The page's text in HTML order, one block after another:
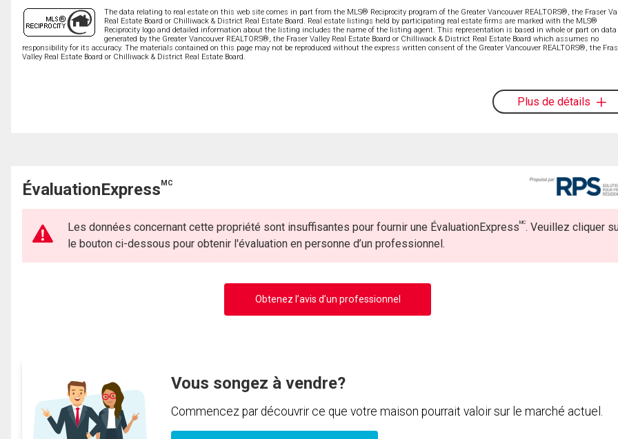
The data relating to real estate on this web site comes in part from the MLS® Reciprocity program of the Greater Vancouver REALTORS®, the Fraser
Real Estate Board or Chilliwack & District Real Estate Board. Real estate listings held by participating real estate firms are marked with the MLS®
Reciprocity logo and detailed information about the listing includes the name of the listing agent. This representation is based in whole or part on data
generated by the Greater Vancouver REALTORS®, the Fraser Valley Real Estate Board or Chilliwack & District Real Estate Board which assumes no
responsibility for its accuracy. The materials contained on this page may not be reproduced without the express written consent of the Greater Vancouver REALTORS®, the
Valley Real Estate Board or Chilliwack & District Real Estate Board.
Plus de détails
ÉvaluationExpressMC
Les données concernant cette propriété sont insuffisantes pour fournir une ÉvaluationExpressMC. Veuillez cliquer
le bouton ci-dessous pour obtenir l'évaluation en personne d’un professionnel.
Obtenez l’avis d’un professionnel
Vous songez à vendre?
Commencez par découvrir ce que votre maison pourrait valoir sur le marché actuel.